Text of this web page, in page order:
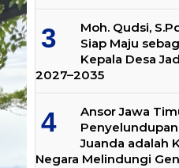
Moh. Qudsi,
Siap Maju
Kepala Desa
2027–2035
Ansor Jawa
Juanda adalah
Negara Melindungi